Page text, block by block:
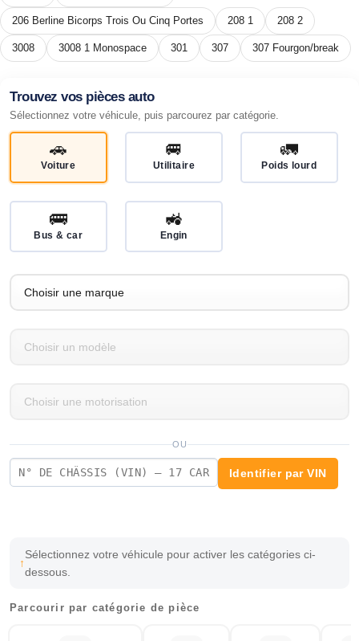
206 Berline Bicorps Trois Ou Cinq Portes 208 1 208 2
3008 3008 1 Monospace 301 307 307 Fourgon/break
Trouvez vos pièces auto
Sélectionnez votre véhicule, puis parcourez par catégorie.
🚗
Voiture
🚐
Utilitaire
🚛
Poids lourd
🚌
Bus & car
🚜
Engin
OU
Identifier par VIN
Sélectionnez votre véhicule pour activer les catégories ci-
dessous.
Parcourir par catégorie de pièce